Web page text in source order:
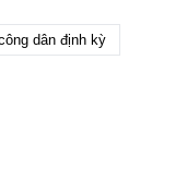
dân định kỳ